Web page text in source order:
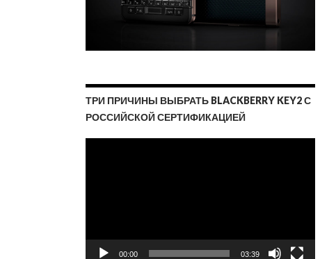
ТРИ ПРИЧИНЫ ВЫБРАТЬ BLACKBERRY KEY2 С
РОССИЙСКОЙ СЕРТИФИКАЦИЕЙ
00:00 03:39